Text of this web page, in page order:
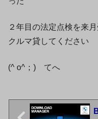
２年目の法定点検を来
クルマ貸してください
(^ o^；)ゞてへ